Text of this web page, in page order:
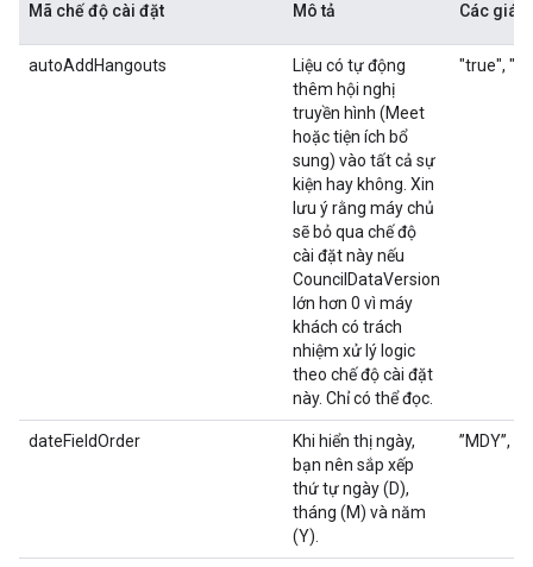
Mã chế độ cài đặt Mô tả Các giá
autoAddHangouts
Liệu có tự động
thêm hội nghị
truyền hình (Meet
hoặc tiện ích bổ
sung) vào tất cả sự
kiện hay không. Xin
lưu ý rằng máy chủ
sẽ bỏ qua chế độ
cài đặt này nếu
CouncilDataVersion
lớn hơn 0 vì máy
khách có trách
nhiệm xử lý logic
theo chế độ cài đặt
này. Chỉ có thể đọc.
"true",
dateFieldOrder
Khi hiển thị ngày,
bạn nên sắp xếp
thứ tự ngày (D),
tháng (M) và năm
(Y).
”MDY”,